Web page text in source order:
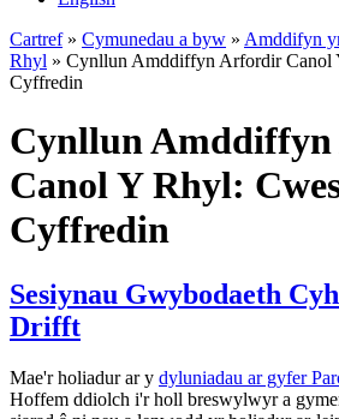
Cartref» Cymunedau a byw » Amddifyn
Rhyl » Cynllun Amddiffyn Arfordir Canol
Cyffredin
Cynllun
Canol Y Rhyl:
Cyffredin
Sesiynau Gwybodaeth
Drifft
Mae'r holiadur ar y dyluniadau ar gyfer
Hoffem ddiolch i'r holl breswylwyr a